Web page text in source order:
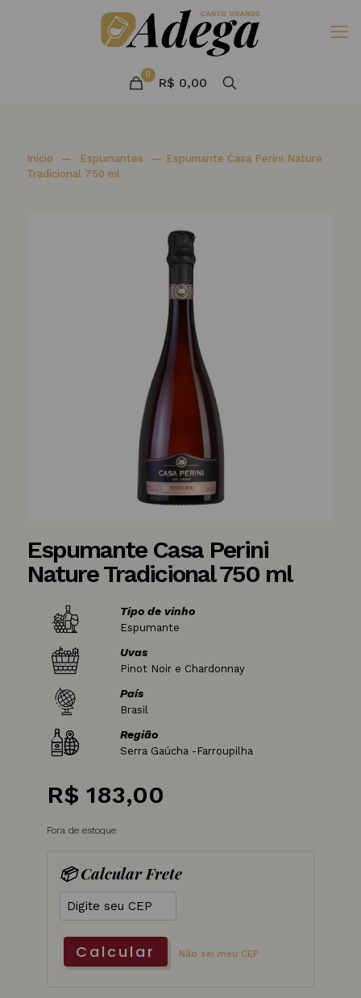
0
R$ 0,00
Início — Espumantes — Espumante Casa Perini Nature
Tradicional 750 ml
Espumante Casa Perini
Nature Tradicional 750 ml
Tipo de vinho
Espumante
Uvas
Pinot Noir e Chardonnay
País
Brasil
Região
Serra Gaúcha -Farroupilha
R$ 183,00
Fora de estoque
📦 Calcular Frete
Calcular Não sei meu CEP